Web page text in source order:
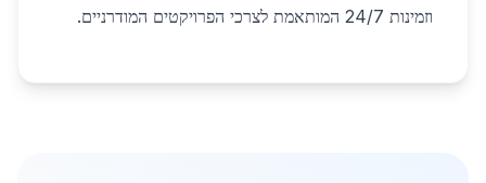
וזמינות 24/7 המותאמת לצרכי הפרויקטים המודרניים.